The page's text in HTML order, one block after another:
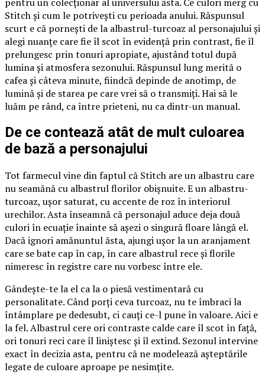
Stitch și cum le potrivești cu perioada anului. Răspunsul
scurt e că pornești de la albastrul-turcoaz al personajului și
alegi nuanțe care fie îl scot în evidență prin contrast, fie îl
prelungesc prin tonuri apropiate, ajustând totul după
lumina și atmosfera sezonului. Răspunsul lung merită o
cafea și câteva minute, fiindcă depinde de anotimp, de
lumină și de starea pe care vrei să o transmiți. Hai să le
luăm pe rând, ca între prieteni, nu ca dintr-un manual.
De ce contează atât de mult culoarea
de bază a personajului
Tot farmecul vine din faptul că Stitch are un albastru care
nu seamănă cu albastrul florilor obișnuite. E un albastru-
turcoaz, ușor saturat, cu accente de roz în interiorul
urechilor. Asta înseamnă că personajul aduce deja două
culori în ecuație înainte să așezi o singură floare lângă el.
Dacă ignori amănuntul ăsta, ajungi ușor la un aranjament
care se bate cap în cap, în care albastrul rece și florile
nimeresc în registre care nu vorbesc între ele.
Gândește-te la el ca la o piesă vestimentară cu
personalitate. Când porți ceva turcoaz, nu te îmbraci la
întâmplare pe dedesubt, ci cauți ce-l pune în valoare. Aici e
la fel. Albastrul cere ori contraste calde care îl scot în față,
ori tonuri reci care îl liniștesc și îl extind. Sezonul intervine
exact în decizia asta, pentru că ne modelează așteptările
legate de culoare aproape pe nesimțite.